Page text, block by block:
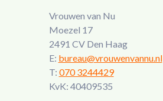
Vrouwen van Nu
Moezel 17
2491 CV Den Haag
E: bureau@vrouwenvannu.nl
T: 070 3244429
KvK: 40409535